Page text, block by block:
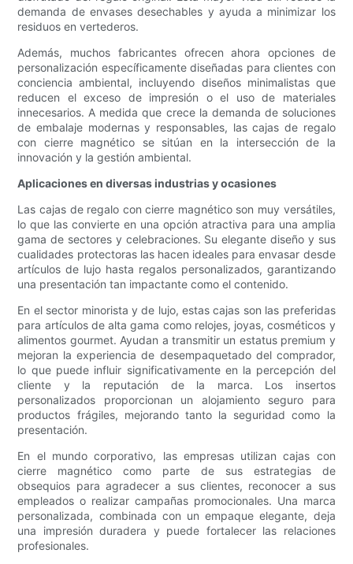
demanda de envases desechables y ayuda a minimizar los
residuos en vertederos.
Además, muchos fabricantes ofrecen ahora opciones de
personalización específicamente diseñadas para clientes con
conciencia ambiental, incluyendo diseños minimalistas que
reducen el exceso de impresión o el uso de materiales
innecesarios. A medida que crece la demanda de soluciones
de embalaje modernas y responsables, las cajas de regalo
con cierre magnético se sitúan en la intersección de la
innovación y la gestión ambiental.
Aplicaciones en diversas industrias y ocasiones
Las cajas de regalo con cierre magnético son muy versátiles,
lo que las convierte en una opción atractiva para una amplia
gama de sectores y celebraciones. Su elegante diseño y sus
cualidades protectoras las hacen ideales para envasar desde
artículos de lujo hasta regalos personalizados, garantizando
una presentación tan impactante como el contenido.
En el sector minorista y de lujo, estas cajas son las preferidas
para artículos de alta gama como relojes, joyas, cosméticos y
alimentos gourmet. Ayudan a transmitir un estatus premium y
mejoran la experiencia de desempaquetado del comprador,
lo que puede influir significativamente en la percepción del
cliente y la reputación de la marca. Los insertos
personalizados proporcionan un alojamiento seguro para
productos frágiles, mejorando tanto la seguridad como la
presentación.
En el mundo corporativo, las empresas utilizan cajas con
cierre magnético como parte de sus estrategias de
obsequios para agradecer a sus clientes, reconocer a sus
empleados o realizar campañas promocionales. Una marca
personalizada, combinada con un empaque elegante, deja
una impresión duradera y puede fortalecer las relaciones
profesionales.